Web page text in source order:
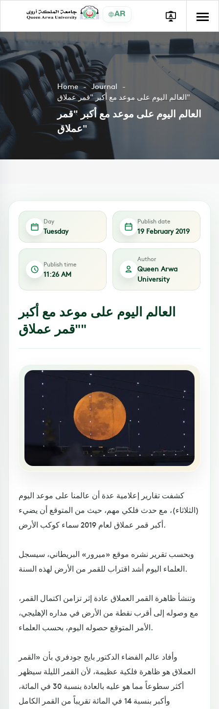
AR
Home
Journal
العالم اليوم على موعد مع أكبر "قمر عملاق"
العالم اليوم على موعد مع أكبر "قمر
عملاق"
Day
Tuesday
Publish date
19 February 2019
Publish time
11:26 AM
Author
Queen Arwa
University
العالم اليوم على موعد مع أكبر
"قمر عملاق"
كشفت تقارير إعلامية عدة أن عالمنا على موعد اليوم
(الثلاثاء)، مع حدث فلكي مهم، حيث من المتوقع أن يضيء
أكبر قمر عملاق لعام 2019 سماء كوكب الأرض.
وبحسب تقرير نشره موقع «ميرور» البريطاني، سيسجل
العلماء اليوم أشد اقتراب للقمر من الأرض لهذه السنة.
وتنشأ ظاهرة القمر العملاق عادة إثر تزامن اكتمال القمر،
مع وصوله إلى أقرب نقطة من الأرض في مداره الإهليجي،
الأمر المتوقع حصوله اليوم، بحسب العلماء.
وأفاد عالم الفضاء الدكتور بايج جودفري بأن «القمر
العملاق هو ظاهرة فلكية عظيمة، لأن القمر الليلة سيظهر
أكثر سطوعاً مما هو عليه بالعادة بنسبة 30 في المائة،
وأكبر بنسبة 14 في المائة تقريباً من القمر الكامل